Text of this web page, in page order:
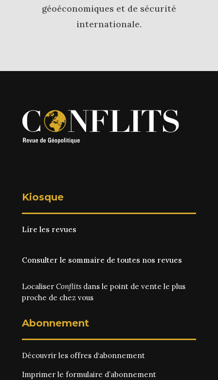
géoéconomiques et de sécurité
internationale.
Kiosque
Lire les revues
Consulter le sommaire de toutes nos revues
Localiser Conflitsdans le point de vente le plus
proche de chez vous
Abonnement
Découvrir les offres d‘abonnement
Imprimer le formulaire d’abonnement